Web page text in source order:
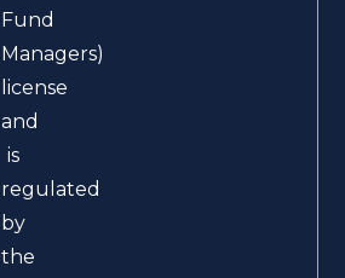
Fund
Managers)
license
and
is
regulated
by
the